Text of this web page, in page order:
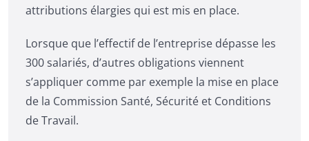
attributions élargies qui est mis en place.
Lorsque que l’effectif de l’entreprise dépasse les
300 salariés, d’autres obligations viennent
s’appliquer comme par exemple la mise en place
de la Commission Santé, Sécurité et Conditions
de Travail.